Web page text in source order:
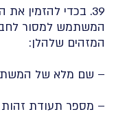
39. בכדי להזמין
המשתמש למסור
המזהים שלהלן:
– שם מלא של
– מספר תעודת זהות